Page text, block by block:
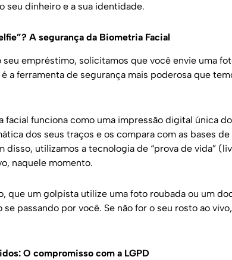
seu dinheiro e a sua identidade.
A segurança da Biometria Facial
empréstimo, solicitamos que você envie uma
a ferramenta de segurança mais poderosa que
funciona como uma impressão digital única
dos seus traços e os compara com as bases
disso, utilizamos a tecnologia de “prova de vida”
naquele momento.
que um golpista utilize uma foto roubada ou um
passando por você. Se não for o seu rosto ao
O compromisso com a LGPD